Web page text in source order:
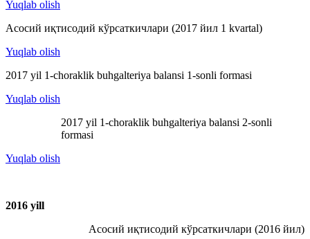
Yuqlab olish
Асосий иқтисодий кўрсаткичлари (2017 йил 1 kvartal)
Yuqlab olish
2017 yil 1-choraklik buhgalteriya balansi 1-sonli formasi
Yuqlab olish
2017 yil 1-choraklik buhgalteriya balansi 2-sonli
formasi
Yuqlab olish
2016 yill
Асосий иқтисодий кўрсаткичлари (2016 йил)